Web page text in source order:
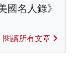
國名人錄》
閱讀所有文章